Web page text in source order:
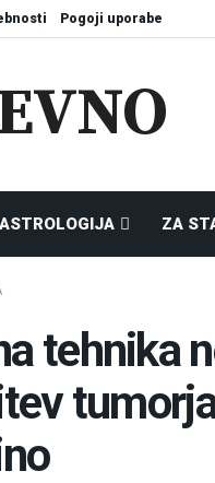
Pogoji uporabe
ASTROLOGIJA ZA
tehnika